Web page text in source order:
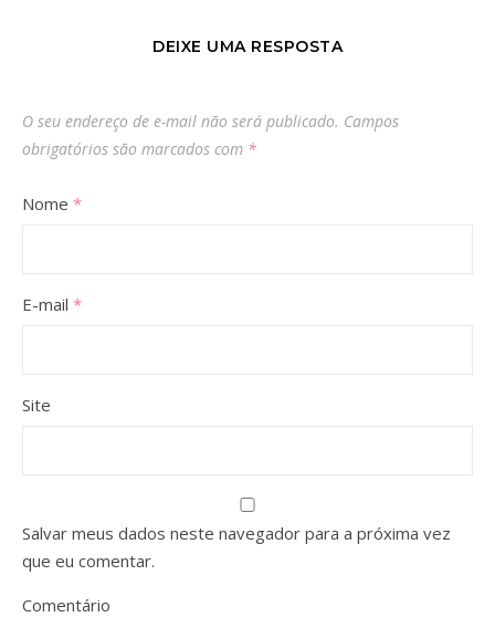
DEIXE UMA RESPOSTA
O seu endereço de e-mail não será publicado. Campos
obrigatórios são marcados com *
Nome *
E-mail *
Site
Salvar meus dados neste navegador para a próxima vez
que eu comentar.
Comentário